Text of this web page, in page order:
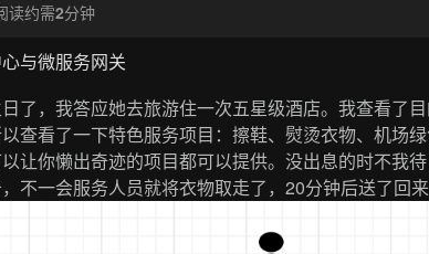
读约需2分钟
与微服务网关
了，我答应她去旅游住一次五星级酒店。我查看了
查看了一下特色服务项目：擦鞋、熨烫衣物、机场
让你懒出奇迹的项目都可以提供。没出息的时不我
不一会服务人员就将衣物取走了，20分钟后送了回来